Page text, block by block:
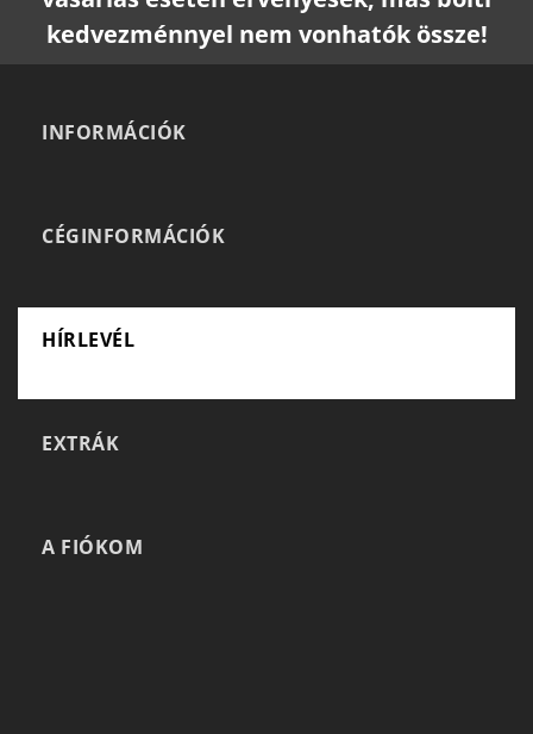
kedvezménnyel nem vonhatók össze!
INFORMÁCIÓK
CÉGINFORMÁCIÓK
HÍRLEVÉL
EXTRÁK
A FIÓKOM